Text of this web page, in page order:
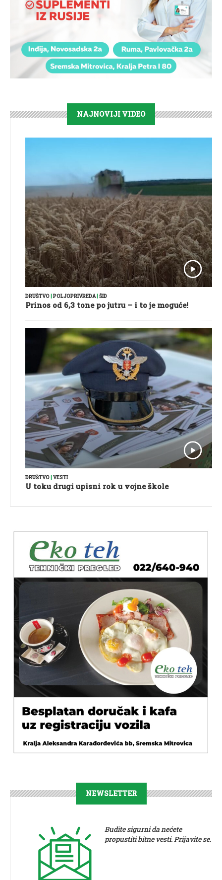
NAJNOVIJI VIDEO
DRUŠTVO POLJOPRIVREDA| ŠID
Prinos od 6,3 tone po jutru – i to je moguće!
DRUŠTVO VESTI
U toku drugi upisni rok u vojne škole
NEWSLETTER
Budite sigurni da nećete
propustiti bitne vesti. Prijavite se.